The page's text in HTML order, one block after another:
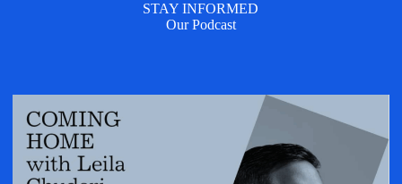
STAY INFORMED
Our Podcast